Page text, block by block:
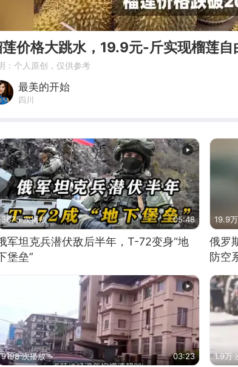
价格大跳水，19.9元-斤实现榴莲自
：个人原创，仅供参考
最美的开始
四川
3675 次播放 05:48
军坦克兵潜伏敌后半年，T-72变身“地
堡垒”
19.9
俄罗
防空
9198 次播放 03:23 1.9万